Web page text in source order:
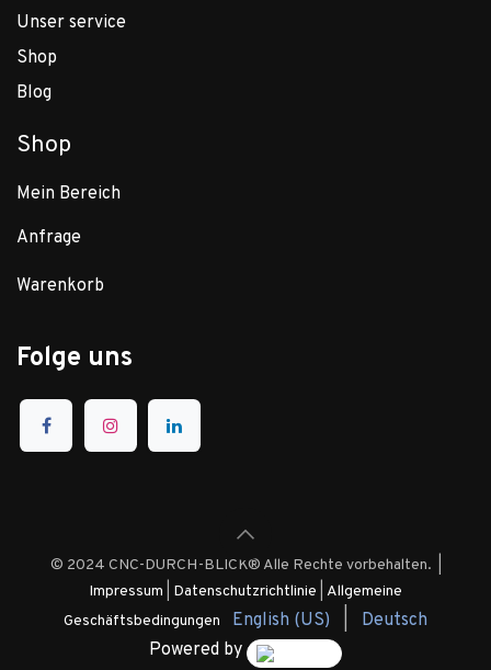
Unser service
Shop
Blog
Shop
Mein Bereich
Anfrage
Warenkorb
Folge uns
© 2024 CNC-DURCH-BLICK® Alle Rechte vorbehalten. |
Impressum
Datenschutzrichtlinie Allgemeine
Geschäftsbedingungen
English (US)
Deutsch
Powered by